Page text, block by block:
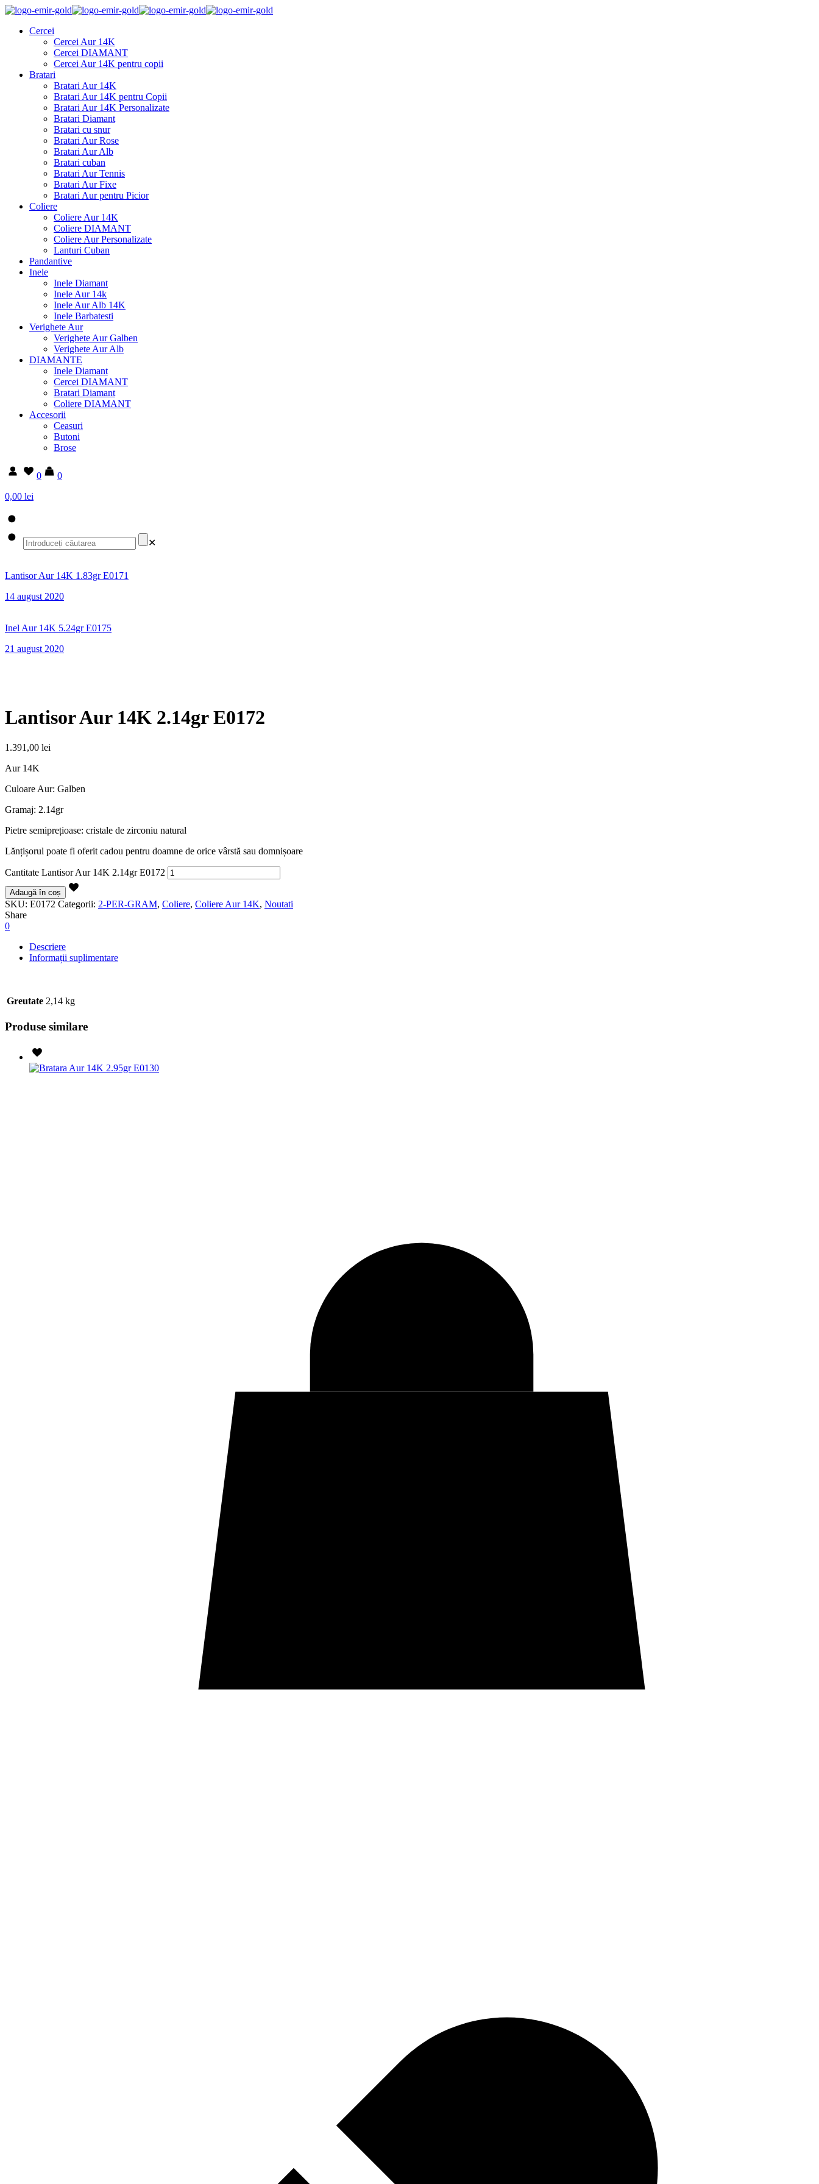
Cercei
Cercei Aur 14K
Cercei DIAMANT
Cercei Aur 14K pentru copii
Bratari
Bratari Aur 14K
Bratari Aur 14K pentru Copii
Bratari Aur 14K Personalizate
Bratari Diamant
Bratari cu snur
Bratari Aur Rose
Bratari Aur Alb
Bratari cuban
Bratari Aur Tennis
Bratari Aur Fixe
Bratari Aur pentru Picior
Coliere
Coliere Aur 14K
Coliere DIAMANT
Coliere Aur Personalizate
Lanturi Cuban
Pandantive
Inele
Inele Diamant
Inele Aur 14k
Inele Aur Alb 14K
Inele Barbatesti
Verighete Aur
Verighete Aur Galben
Verighete Aur Alb
DIAMANTE
Inele Diamant
Cercei DIAMANT
Bratari Diamant
Coliere DIAMANT
Accesorii
Ceasuri
Butoni
Brose
0
0
0,00 lei
✕
Lantisor Aur 14K 1.83gr E0171
14 august 2020
Inel Aur 14K 5.24gr E0175
21 august 2020
Lantisor Aur 14K 2.14gr E0172
1.391,00 lei
Aur 14K
Culoare Aur: Galben
Gramaj: 2.14gr
Pietre semiprețioase: cristale de zirconiu natural
Lănțișorul poate fi oferit cadou pentru doamne de orice vârstă sau domnișoare
Cantitate Lantisor Aur 14K 2.14gr E0172
Adaugă în coș
SKU: E0172 Categorii: 2-PER-GRAM, Coliere, Coliere Aur 14K, Noutati
Share
0
Descriere
Informații suplimentare
Greutate 2,14 kg
Produse similare